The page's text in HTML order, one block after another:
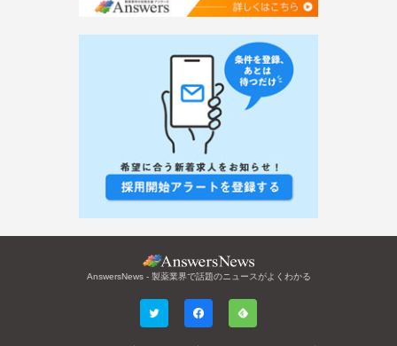
AnswersNews - 製薬業界で話題のニュースがよくわかる